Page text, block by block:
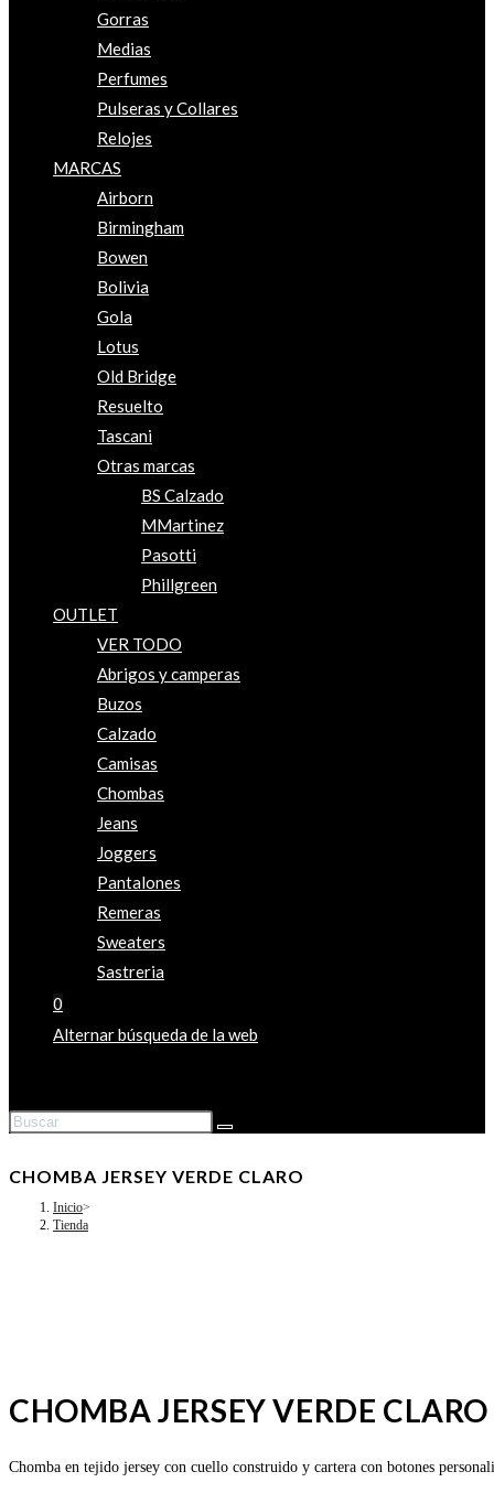
Gorras
Medias
Perfumes
Pulseras y Collares
Relojes
MARCAS
Airborn
Birmingham
Bowen
Bolivia
Gola
Lotus
Old Bridge
Resuelto
Tascani
Otras marcas
BS Calzado
MMartinez
Pasotti
Phillgreen
OUTLET
VER TODO
Abrigos y camperas
Buzos
Calzado
Camisas
Chombas
Jeans
Joggers
Pantalones
Remeras
Sweaters
Sastreria
0
Alternar búsqueda de la web
CHOMBA JERSEY VERDE CLARO
Inicio>
Tienda
CHOMBA JERSEY VERDE CLARO
Chomba en tejido jersey con cuello construido y cartera con botones